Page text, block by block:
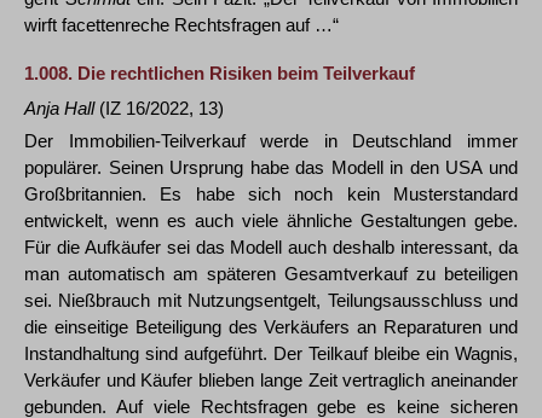
wirft facettenreche Rechtsfragen auf …“
1.008. Die rechtlichen Risiken beim Teilverkauf
Anja Hall(IZ 16/2022, 13)
Der Immobilien-Teilverkauf werde in Deutschland immer
populärer. Seinen Ursprung habe das Modell in den USA und
Großbritannien. Es habe sich noch kein Musterstandard
entwickelt, wenn es auch viele ähnliche Gestaltungen gebe.
Für die Aufkäufer sei das Modell auch deshalb interessant, da
man automatisch am späteren Gesamtverkauf zu beteiligen
sei. Nießbrauch mit Nutzungsentgelt, Teilungsausschluss und
die einseitige Beteiligung des Verkäufers an Reparaturen und
Instandhaltung sind aufgeführt. Der Teilkauf bleibe ein Wagnis,
Verkäufer und Käufer blieben lange Zeit vertraglich aneinander
gebunden. Auf viele Rechtsfragen gebe es keine sicheren